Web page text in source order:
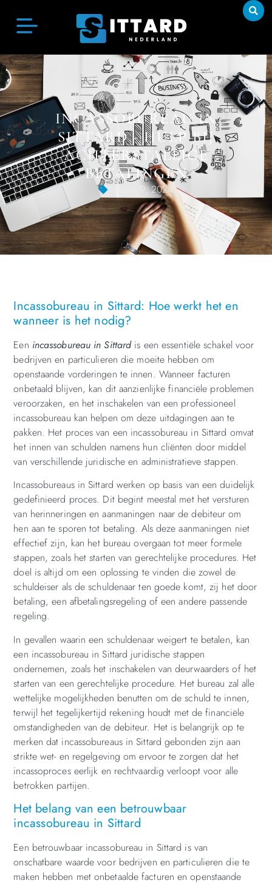
INCASSOBUREAU IN
SITTARD - HULP BIJ
ACHTERSTALLIGE
BETALINGEN
Januari 9, 2024
Incassobureau in Sittard: Hoe werkt het en
wanneer is het nodig?
Een incassobureau in Sittardis een essentiële schakel voor
bedrijven en particulieren die moeite hebben om
openstaande vorderingen te innen. Wanneer facturen
onbetaald blijven, kan dit aanzienlijke financiële problemen
veroorzaken, en het inschakelen van een professioneel
incassobureau kan helpen om deze uitdagingen aan te
pakken. Het proces van een incassobureau in Sittard omvat
het innen van schulden namens hun cliënten door middel
van verschillende juridische en administratieve stappen.
Incassobureaus in Sittard werken op basis van een duidelijk
gedefinieerd proces. Dit begint meestal met het versturen
van herinneringen en aanmaningen naar de debiteur om
hen aan te sporen tot betaling. Als deze aanmaningen niet
effectief zijn, kan het bureau overgaan tot meer formele
stappen, zoals het starten van gerechtelijke procedures. Het
doel is altijd om een oplossing te vinden die zowel de
schuldeiser als de schuldenaar ten goede komt, zij het door
betaling, een afbetalingsregeling of een andere passende
regeling.
In gevallen waarin een schuldenaar weigert te betalen, kan
een incassobureau in Sittard juridische stappen
ondernemen, zoals het inschakelen van deurwaarders of het
starten van een gerechtelijke procedure. Het bureau zal alle
wettelijke mogelijkheden benutten om de schuld te innen,
terwijl het tegelijkertijd rekening houdt met de financiële
omstandigheden van de debiteur. Het is belangrijk op te
merken dat incassobureaus in Sittard gebonden zijn aan
strikte wet- en regelgeving om ervoor te zorgen dat het
incassoproces eerlijk en rechtvaardig verloopt voor alle
betrokken partijen.
Het belang van een betrouwbaar
incassobureau in Sittard
Een betrouwbaar incassobureau in Sittard is van
onschatbare waarde voor bedrijven en particulieren die te
maken hebben met onbetaalde facturen en openstaande